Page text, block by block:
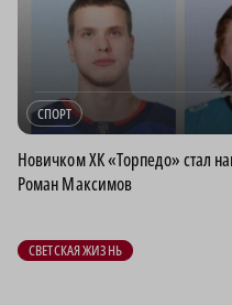
СПОРТ
Новичком ХК «Торпедо» стал
Роман Максимов
СВЕТСКАЯ ЖИЗНЬ